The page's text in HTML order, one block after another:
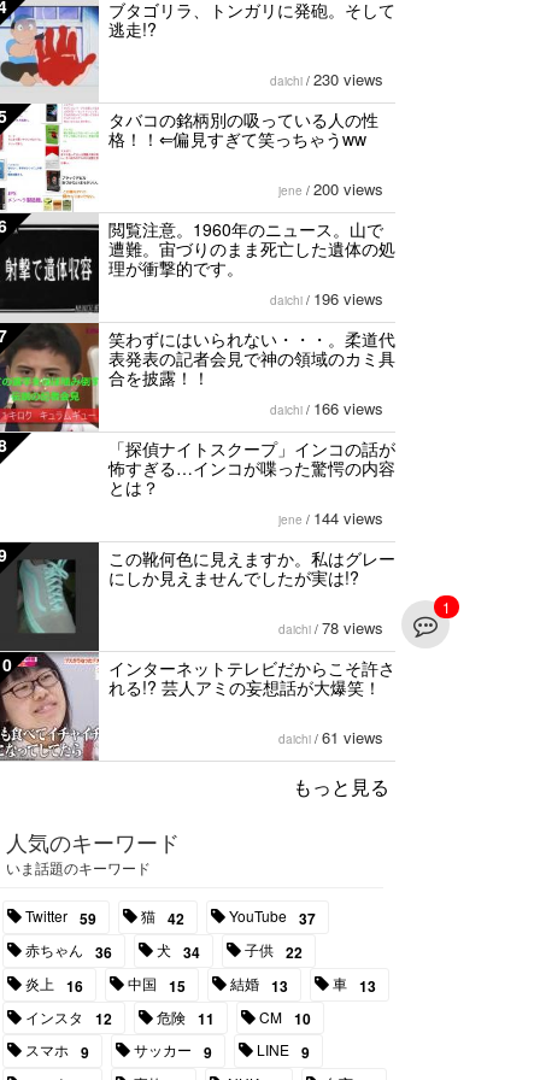
1
ブタゴリラ、トンガリに発砲。そして
逃走!?
daichi / 230 views
タバコの銘柄別の吸っている人の性
格！！⇐偏見すぎて笑っちゃうww
jene / 200 views
閲覧注意。1960年のニュース。山で
遭難。宙づりのまま死亡した遺体の処
理が衝撃的です。
daichi / 196 views
笑わずにはいられない・・・。柔道代
表発表の記者会見で神の領域のカミ具
合を披露！！
daichi / 166 views
「探偵ナイトスクープ」インコの話が
怖すぎる…インコが喋った驚愕の内容
とは？
jene / 144 views
この靴何色に見えますか。私はグレー
にしか見えませんでしたが実は!?
daichi / 78 views
インターネットテレビだからこそ許さ
れる!? 芸人アミの妄想話が大爆笑！
daichi / 61 views
もっと見る
人気のキーワード
いま話題のキーワード
Twitter 59 猫 42 YouTube 37
赤ちゃん 36 犬 34 子供 22
炎上 16 中国 15 結婚 13 車 13
インスタ 12 危険 11 CM 10
スマホ 9 サッカー 9 LINE 9